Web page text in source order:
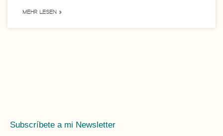
MEHR LESEN »
Subscríbete a mi Newsletter